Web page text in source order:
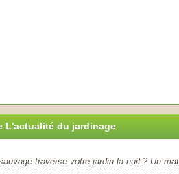
L'actualité du jardinage
traverse votre jardin la nuit ? Un